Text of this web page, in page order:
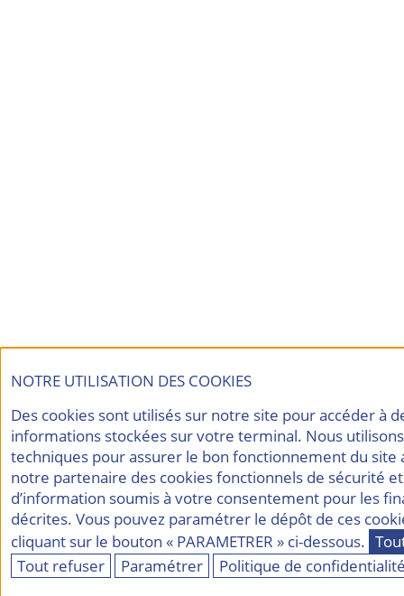
NOTRE UTILISATION DES COOKIES
Des cookies sont utilisés sur notre site pour accéder à
informations stockées sur votre terminal. Nous
techniques pour assurer le bon fonctionnement du site
notre partenaire des cookies fonctionnels de sécurité
d’information soumis à votre consentement pour les
décrites. Vous pouvez paramétrer le dépôt de ces
cliquant sur le bouton « PARAMETRER » ci-dessous.
Tout refuser
Paramétrer Politique de